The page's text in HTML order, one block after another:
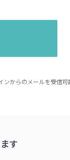
からのメールを受信可
す